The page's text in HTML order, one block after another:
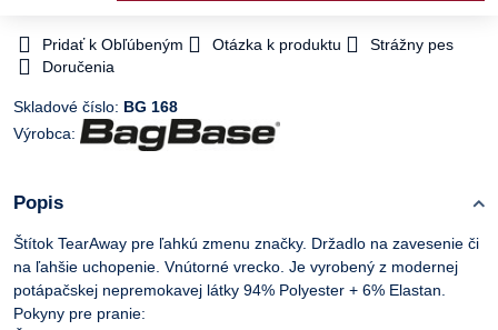
Pridať k Obľúbeným Otázka k produktu
Strážny pes
Doručenia
Skladové číslo: BG 168
Výrobca:
Popis
Štítok TearAway pre ľahkú zmenu značky. Držadlo na zavesenie či
na ľahšie uchopenie. Vnútorné vrecko. Je vyrobený z modernej
potápačskej nepremokavej látky 94% Polyester + 6% Elastan.
Pokyny pre pranie: